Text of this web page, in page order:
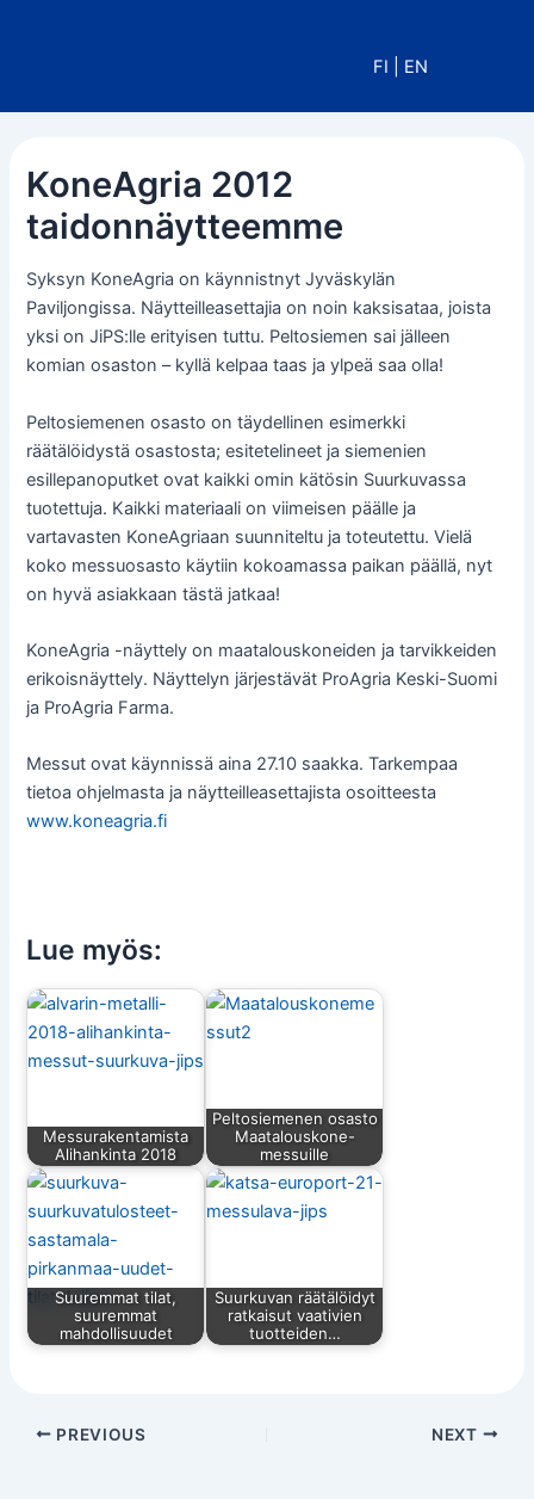
FI
EN
KoneAgria 2012
taidonnäytteemme
Syksyn KoneAgria on käynnistnyt Jyväskylän
Paviljongissa. Näytteilleasettajia on noin kaksisataa, joista
yksi on JiPS:lle erityisen tuttu. Peltosiemen sai jälleen
komian osaston – kyllä kelpaa taas ja ylpeä saa olla!
Peltosiemenen osasto on täydellinen esimerkki
räätälöidystä osastosta; esitetelineet ja siemenien
esillepanoputket ovat kaikki omin kätösin Suurkuvassa
tuotettuja. Kaikki materiaali on viimeisen päälle ja
vartavasten KoneAgriaan suunniteltu ja toteutettu. Vielä
koko messuosasto käytiin kokoamassa paikan päällä, nyt
on hyvä asiakkaan tästä jatkaa!
KoneAgria -näyttely on maatalouskoneiden ja tarvikkeiden
erikoisnäyttely. Näyttelyn järjestävät ProAgria Keski-Suomi
ja ProAgria Farma.
Messut ovat käynnissä aina 27.10 saakka. Tarkempaa
tietoa ohjelmasta ja näytteilleasettajista osoitteesta
www.koneagria.fi
Lue myös:
Messurakentamista
Alihankinta 2018
Peltosiemenen osasto
Maatalouskone-
messuille
Suuremmat tilat,
suuremmat
mahdollisuudet
Suurkuvan räätälöidyt
ratkaisut vaativien
tuotteiden…
PREVIOUS NEXT